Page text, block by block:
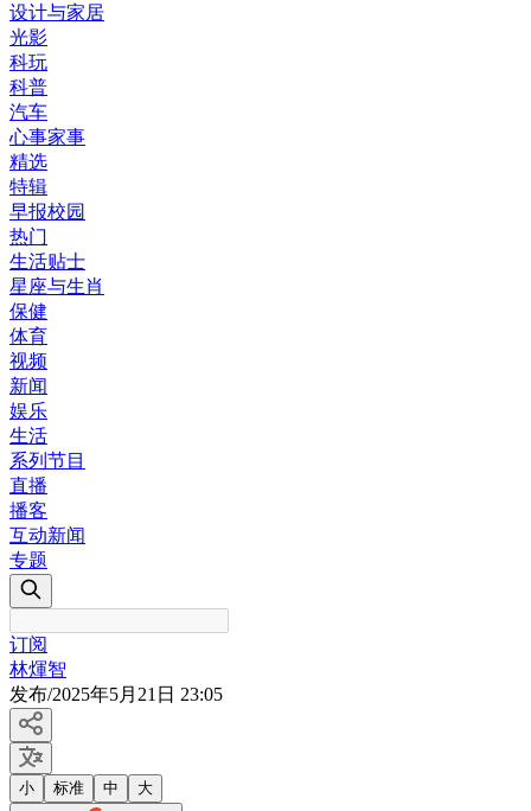
设计与家居
光影
科玩
科普
汽车
心事家事
精选
特辑
早报校园
热门
生活贴士
星座与生肖
保健
体育
视频
新闻
娱乐
生活
系列节目
直播
播客
互动新闻
专题
订阅
林煇智
发布/2025年5月21日 23:05
小 标准 中 大